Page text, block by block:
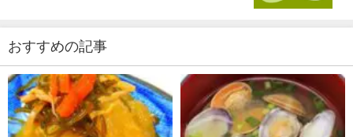
おすすめの記事